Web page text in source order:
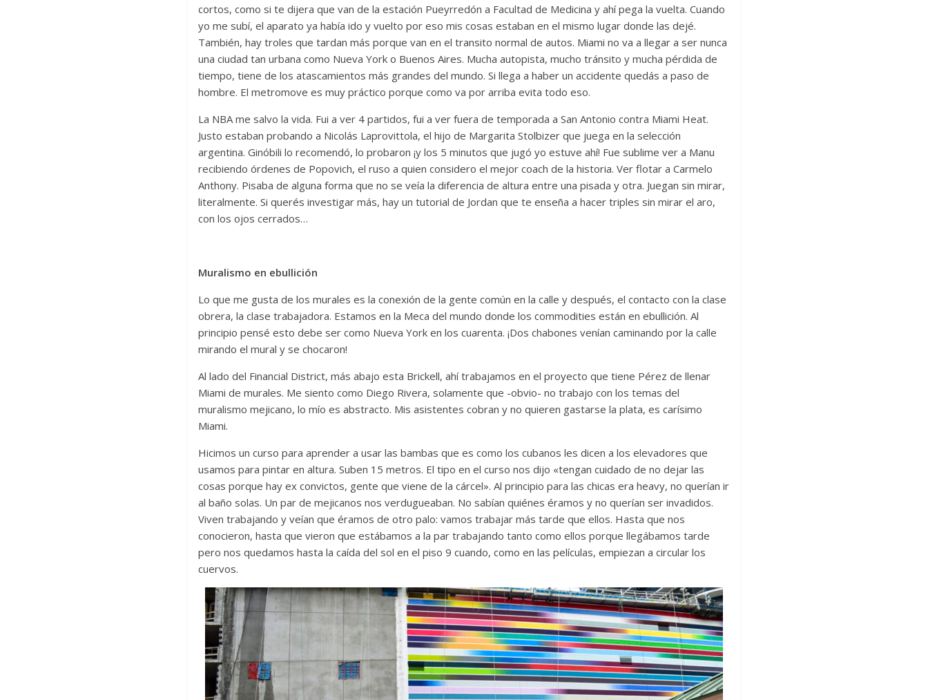
cortos, como si te dijera que van de la estación Pueyrredón a Facultad de Medicina y ahí pega la vuelta. Cuando
yo me subí, el aparato ya había ido y vuelto por eso mis cosas estaban en el mismo lugar donde las dejé.
También, hay troles que tardan más porque van en el transito normal de autos. Miami no va a llegar a ser nunca
una ciudad tan urbana como Nueva York o Buenos Aires. Mucha autopista, mucho tránsito y mucha pérdida de
tiempo, tiene de los atascamientos más grandes del mundo. Si llega a haber un accidente quedás a paso de
hombre. El metromove es muy práctico porque como va por arriba evita todo eso.
La NBA me salvo la vida. Fui a ver 4 partidos, fui a ver fuera de temporada a San Antonio contra Miami Heat.
Justo estaban probando a Nicolás Laprovittola, el hijo de Margarita Stolbizer que juega en la selección
argentina. Ginóbili lo recomendó, lo probaron ¡y los 5 minutos que jugó yo estuve ahí! Fue sublime ver a Manu
recibiendo órdenes de Popovich, el ruso a quien considero el mejor coach de la historia. Ver flotar a Carmelo
Anthony. Pisaba de alguna forma que no se veía la diferencia de altura entre una pisada y otra. Juegan sin mirar,
literalmente. Si querés investigar más, hay un tutorial de Jordan que te enseña a hacer triples sin mirar el aro,
con los ojos cerrados…
Muralismo en ebullición
Lo que me gusta de los murales es la conexión de la gente común en la calle y después, el contacto con la clase
obrera, la clase trabajadora. Estamos en la Meca del mundo donde los commodities están en ebullición. Al
principio pensé esto debe ser como Nueva York en los cuarenta. ¡Dos chabones venían caminando por la calle
mirando el mural y se chocaron!
Al lado del Financial District, más abajo esta Brickell, ahí trabajamos en el proyecto que tiene Pérez de llenar
Miami de murales. Me siento como Diego Rivera, solamente que -obvio- no trabajo con los temas del
muralismo mejicano, lo mío es abstracto. Mis asistentes cobran y no quieren gastarse la plata, es carísimo
Miami.
Hicimos un curso para aprender a usar las bambas que es como los cubanos les dicen a los elevadores que
usamos para pintar en altura. Suben 15 metros. El tipo en el curso nos dijo «tengan cuidado de no dejar las
cosas porque hay ex convictos, gente que viene de la cárcel». Al principio para las chicas era heavy, no querían ir
al baño solas. Un par de mejicanos nos verdugueaban. No sabían quiénes éramos y no querían ser invadidos.
Viven trabajando y veían que éramos de otro palo: vamos trabajar más tarde que ellos. Hasta que nos
conocieron, hasta que vieron que estábamos a la par trabajando tanto como ellos porque llegábamos tarde
pero nos quedamos hasta la caída del sol en el piso 9 cuando, como en las películas, empiezan a circular los
cuervos.